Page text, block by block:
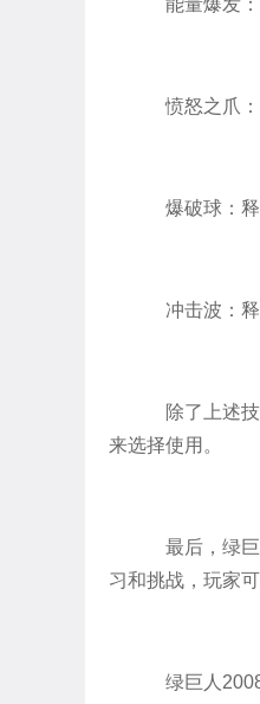
能量爆发：
愤怒之爪：
爆破球：释
冲击波：释
除了上述技
来选择使用。
最后，绿巨
习和挑战，玩家
绿巨人